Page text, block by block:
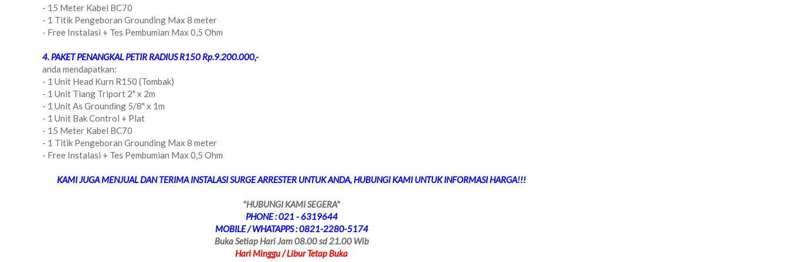
- 15 Meter Kabel BC70
- 1 Titik Pengeboran Grounding Max 8 meter
- Free Instalasi + Tes Pembumian Max 0,5 Ohm
4. PAKET PENANGKAL PETIR RADIUS R150 Rp.9.200.000,-
anda mendapatkan:
- 1 Unit Head Kurn R150 (Tombak)
- 1 Unit Tiang Triport 2" x 2m
- 1 Unit As Grounding 5/8" x 1m
- 1 Unit Bak Control + Plat
- 15 Meter Kabel BC70
- 1 Titik Pengeboran Grounding Max 8 meter
- Free Instalasi + Tes Pembumian Max 0,5 Ohm
KAMI JUGA MENJUAL DAN TERIMA INSTALASI SURGE ARRESTER UNTUK ANDA, HUBUNGI KAMI UNTUK INFORMASI HARGA!!!
"HUBUNGI KAMI SEGERA"
PHONE : 021 - 6319644
MOBILE / WHATAPPS : 0821-2280-5174
Buka Setiap Hari Jam 08.00 sd 21.00 Wib
Hari Minggu / Libur Tetap Buka